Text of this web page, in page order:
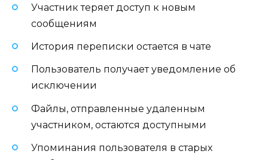
Участник теряет доступ к новым
сообщениям
История переписки остается в чате
Пользователь получает уведомление об
исключении
Файлы, отправленные удаленным
участником, остаются доступными
Упоминания пользователя в старых